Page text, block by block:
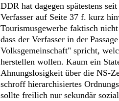
DDR hat dagegen spätestens
Verfasser auf Seite 37 f. kurz
Tourismusgewerbe faktisch
dass der Verfasser in der
Volksgemeinschaft" spricht,
herstellen wollen. Kaum ein
Ahnungslosigkeit über die NS-
schroff hierarchisiertes
sollte freilich nur sekundär